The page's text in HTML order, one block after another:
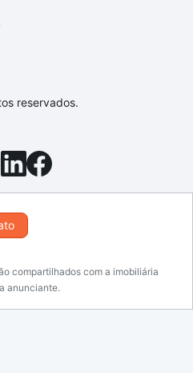
compartilhados com a imobiliária
anunciante.
reservados.